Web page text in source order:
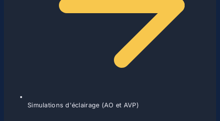
Simulations d'éclairage (AO et AVP)